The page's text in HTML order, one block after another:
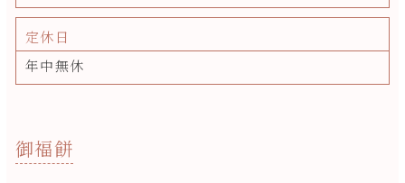
定休日
年中無休
御福餅